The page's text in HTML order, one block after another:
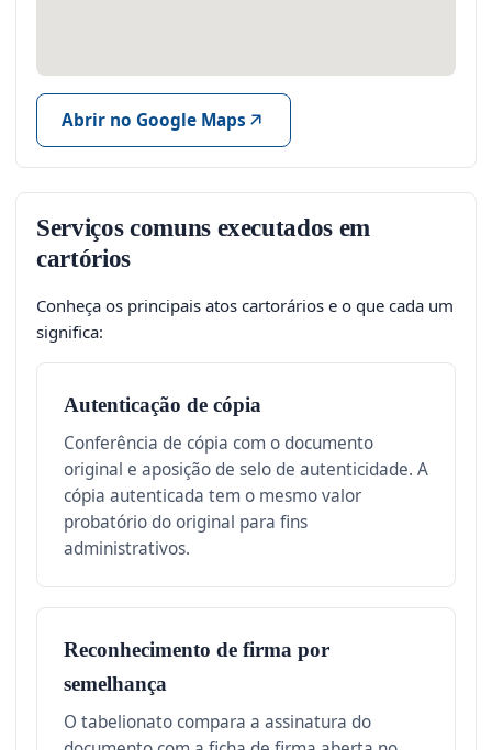
Abrir no Google Maps
Serviços comuns executados em
cartórios
Conheça os principais atos cartorários e o que cada um
significa:
Autenticação de cópia
Conferência de cópia com o documento
original e aposição de selo de autenticidade. A
cópia autenticada tem o mesmo valor
probatório do original para fins
administrativos.
Reconhecimento de firma por
semelhança
O tabelionato compara a assinatura do